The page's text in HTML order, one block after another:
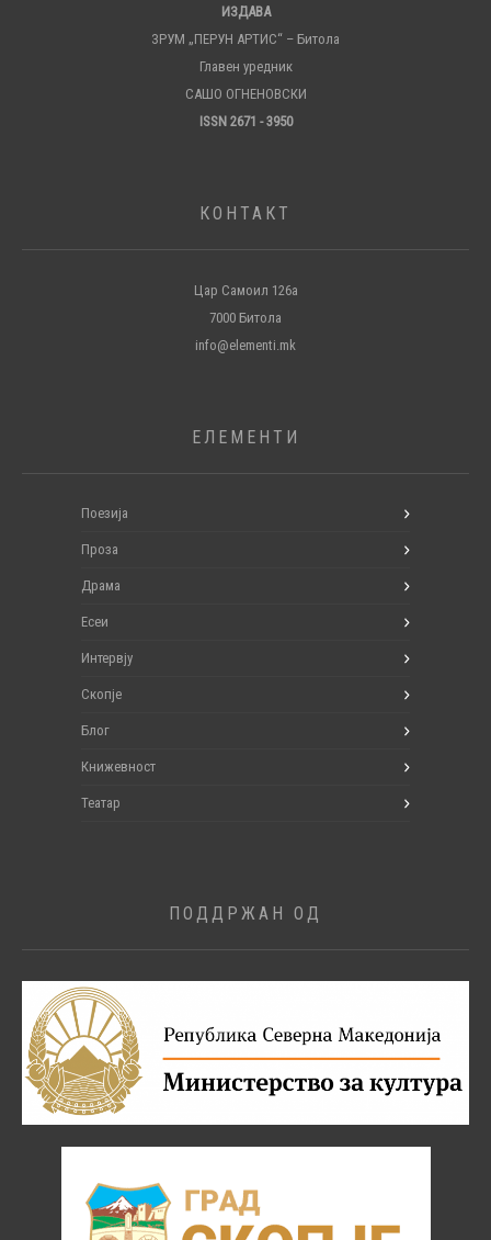
ИЗДАВА
ЗРУМ „ПЕРУН АРТИС“ – Битола
Главен уредник
САШО ОГНЕНОВСКИ
ISSN 2671 - 3950
КОНТАКТ
Цар Самоил 126а
7000 Битола
info@elementi.mk
ЕЛЕМЕНТИ
Поезија
Проза
Драма
Есеи
Интервју
Скопје
Блог
Книжевност
Театар
ПОДДРЖАН ОД